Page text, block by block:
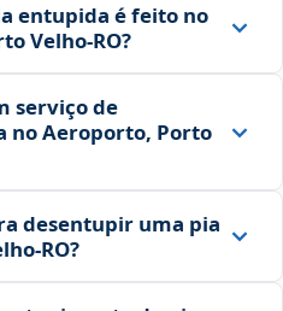
entupida é feito no
Velho‑RO?
serviço de
no Aeroporto, Porto
desentupir uma pia